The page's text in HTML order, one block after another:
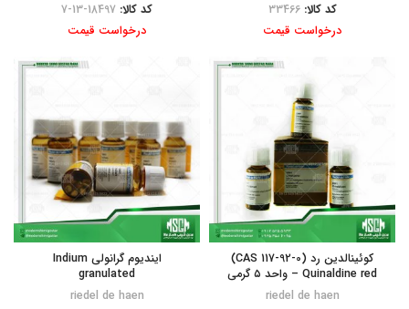
کد کالا:33466
درخواست قیمت
کد کالا: 18497-13-7
درخواست قیمت
کوئینالدین رد (CAS 117-92-0)
Quinaldine red – واحد ۵ گرمی
riedel de haen
ایندیوم گرانولی Indium
granulated
riedel de haen